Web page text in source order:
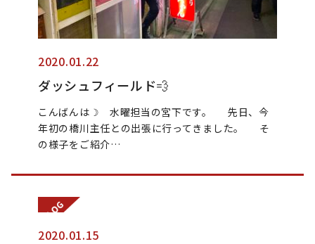
2020.01.22
ダッシュフィールド💨
こんばんは☽ 水曜担当の宮下です。 先日、今
年初の橋川主任との出張に行ってきました。 そ
の様子をご紹介…
2020.01.15